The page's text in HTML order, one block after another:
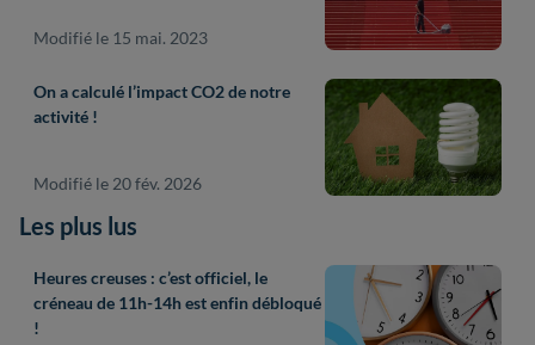
Modifié le 15 mai. 2023
On a calculé l’impact CO2 de notre
activité !
Modifié le 20 fév. 2026
Les plus lus
Heures creuses : c’est officiel, le
créneau de 11h-14h est enfin débloqué
!